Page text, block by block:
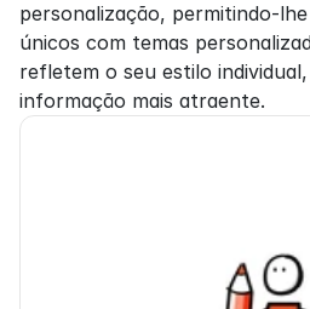
personalização, permitindo-
únicos com temas
refletem o seu estilo
informação mais atraente.